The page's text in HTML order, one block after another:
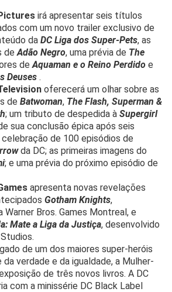
irá apresentar seis títulos
com um novo trailer exclusivo de
da DC Liga dos Super-Pets, as
de Adão Negro, uma prévia de The
de Aquaman e o Reino Perdido e
Deuses .
oferecerá um olhar sobre as
de Batwoman, The Flash, Superman &
; um tributo de despedida à Supergirl
sua conclusão épica após seis
de 100 episódios de
da DC; as primeiras imagens do
; e uma prévia do próximo episódio de
apresenta novas revelações
Gotham Knights,
Bros. Games Montreal, e
Mate a Liga da Justiça, desenvolvido
de um dos maiores super-heróis
verdade e da igualdade, a Mulher-
de três novos livros. A DC
com a minissérie DC Black Label